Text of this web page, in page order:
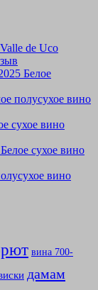
de Uco
Белое
полусухое вино
сухое вино
сухое вино
вино
вина 700-
дамам